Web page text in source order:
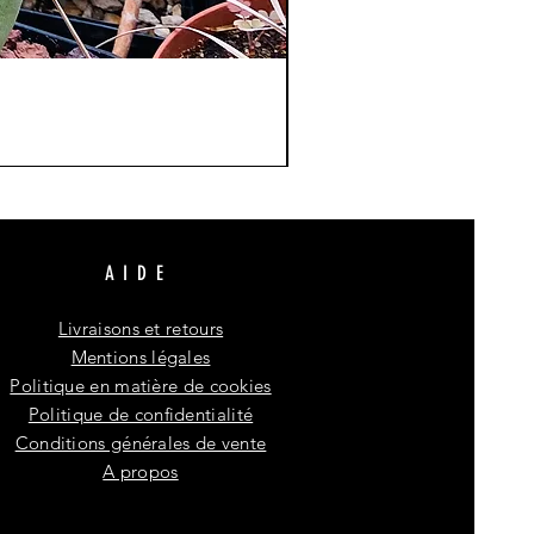
AIDE
Livraisons et retours
Mentions légales
Politique en matière de cookies
Politique de confidentialité
Conditions générales de vente
A propos